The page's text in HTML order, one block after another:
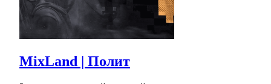
MixLand | Полит